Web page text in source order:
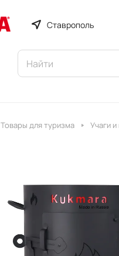
Ставрополь
Товары для туризма Учаги